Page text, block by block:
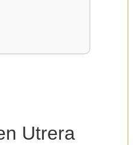
Utrera